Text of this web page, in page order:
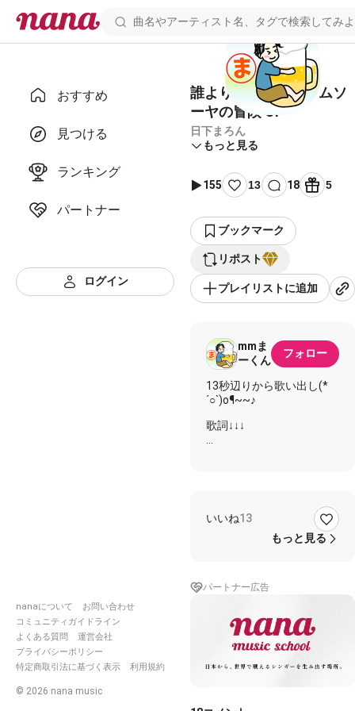
おすすめ
見つける
ランキング
パートナー
ログイン
nanaについて
お問い合わせ
コミュニティガイドライン
よくある質問
運営会社
プライバシーポリシー
特定商取引法に基づく表示
利用規約
© 2026 nana music
誰よりも遠くへ／トムソ
ーヤの冒険 OP
日下まろん
もっと見る
155 13 18 5
ブックマーク
リポスト
プレイリストに追加
mmま
ーくん
フォロー
13秒辺りから歌い出し(*
´○`)o¶~~♪
歌詞↓↓↓
そうさ 男の子は
重たい靴など脱いで
そうさ つらい時も
顔を 空に向けろ
忘れた夢が 見えるよ
いいね13
もっと見る
パートナー広告